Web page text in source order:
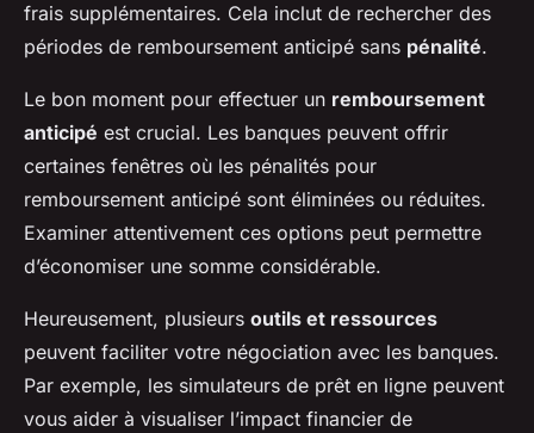
frais supplémentaires. Cela inclut de rechercher des
périodes de remboursement anticipé sans pénalité.
Le bon moment pour effectuer un remboursement
anticipé est crucial. Les banques peuvent offrir
certaines fenêtres où les pénalités pour
remboursement anticipé sont éliminées ou réduites.
Examiner attentivement ces options peut permettre
d’économiser une somme considérable.
Heureusement, plusieurs outils et ressources
peuvent faciliter votre négociation avec les banques.
Par exemple, les simulateurs de prêt en ligne peuvent
vous aider à visualiser l’impact financier de